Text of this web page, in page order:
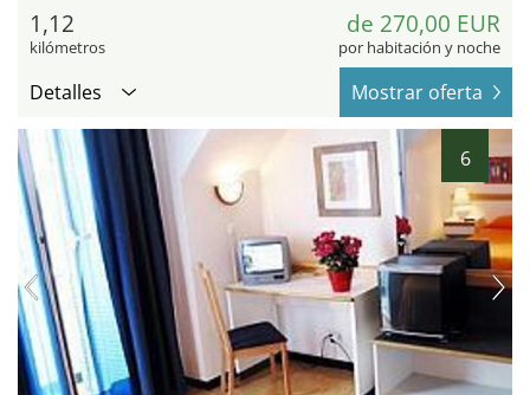
1,12
kilómetros
de 270,00 EUR
por habitación y noche
Detalles Mostrar oferta
6